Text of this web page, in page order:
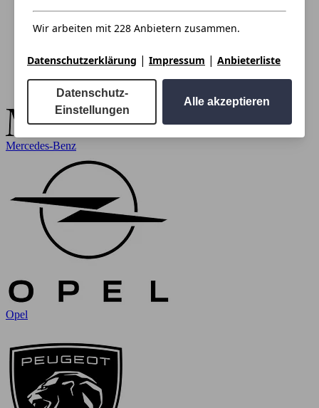
Mercedes-Benz
Opel
Wir arbeiten mit 228 Anbietern zusammen.
Datenschutzerklärung | Impressum | Anbieterliste
Datenschutz-
Einstellungen
Alle akzeptieren